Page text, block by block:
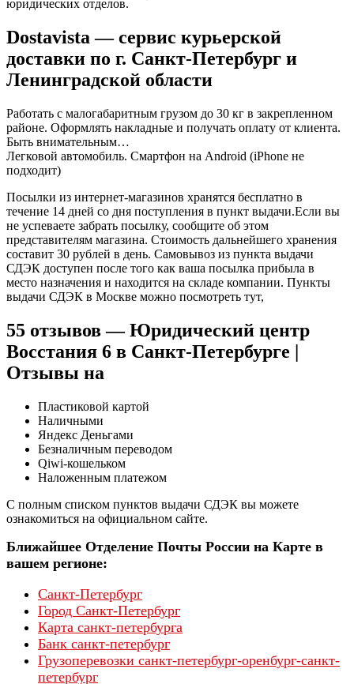
юридических отделов.
Dostavista — сервис курьерской
доставки по г. Санкт-Петербург и
Ленинградской области
Работать с малогабаритным грузом до 30 кг в закрепленном
районе. Оформлять накладные и получать оплату от клиента.
Быть внимательным…
Легковой автомобиль. Смартфон на Android (iPhone не
подходит)
Посылки из интернет-магазинов хранятся бесплатно в
течение 14 дней со дня поступления в пункт выдачи.Если вы
не успеваете забрать посылку, сообщите об этом
представителям магазина. Стоимость дальнейшего хранения
составит 30 рублей в день. Самовывоз из пункта выдачи
СДЭК доступен после того как ваша посылка прибыла в
место назначения и находится на складе компании. Пункты
выдачи СДЭК в Москве можно посмотреть тут,
55 отзывов — Юридический центр
Восстания 6 в Санкт-Петербурге |
Отзывы на
Пластиковой картой
Наличными
Яндекс Деньгами
Безналичным переводом
Qiwi-кошельком
Наложенным платежом
С полным списком пунктов выдачи СДЭК вы можете
ознакомиться на официальном сайте.
Ближайшее Отделение Почты России на Карте в
вашем регионе:
Санкт-Петербург
Город Санкт-Петербург
Карта санкт-петербурга
Банк санкт-петербург
Грузоперевозки санкт-петербург-оренбург-санкт-
петербург